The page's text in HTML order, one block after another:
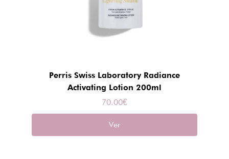
Perris Swiss Laboratory Radiance
Activating Lotion 200ml
70.00€
Ver